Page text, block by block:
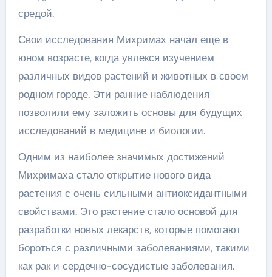
средой.
Свои исследования Михримах начал еще в
юном возрасте, когда увлекся изучением
различных видов растений и животных в своем
родном городе. Эти ранние наблюдения
позволили ему заложить основы для будущих
исследований в медицине и биологии.
Одним из наиболее значимых достижений
Михримаха стало открытие нового вида
растения с очень сильными антиоксидантными
свойствами. Это растение стало основой для
разработки новых лекарств, которые помогают
бороться с различными заболеваниями, такими
как рак и сердечно-сосудистые заболевания.